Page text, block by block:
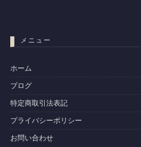
メニュー
ホーム
ブログ
特定商取引法表記
プライバシーポリシー
お問い合わせ